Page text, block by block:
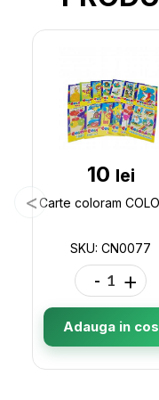
10 lei
SKU: CN0077
- +
Adauga in cos